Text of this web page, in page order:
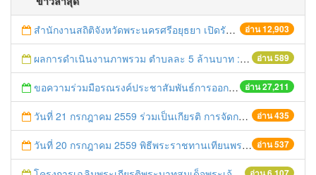
อ่าน 12,903
สำนักงานสถิติจังหวัดพระนครศรีอยุธยา เปิดรับสมัครบุคคลเพื่อคัดเลือกเป็นลูกจ้างชั่วคราว
อ่าน 589
ผลการดำเนินงานภาพรวม ตำบลละ 5 ล้านบาท : 3 สิงหาคม 2559
อ่าน 27,211
ขอความร่วมมือรณรงค์ประชาสัมพันธ์การออกเสียงประชามติ
อ่าน 435
วันที่ 21 กรกฎาคม 2559 ร่วมเป็นเกียรติ การจัดการประกวดของฝากประจำจังหวัดจากข้าวไรซ์เบอร์รี่
อ่าน 537
วันที่ 20 กรกฎาคม 2559 พิธีพระราชทานเทียนพรรษา พุทธศักราช 2559